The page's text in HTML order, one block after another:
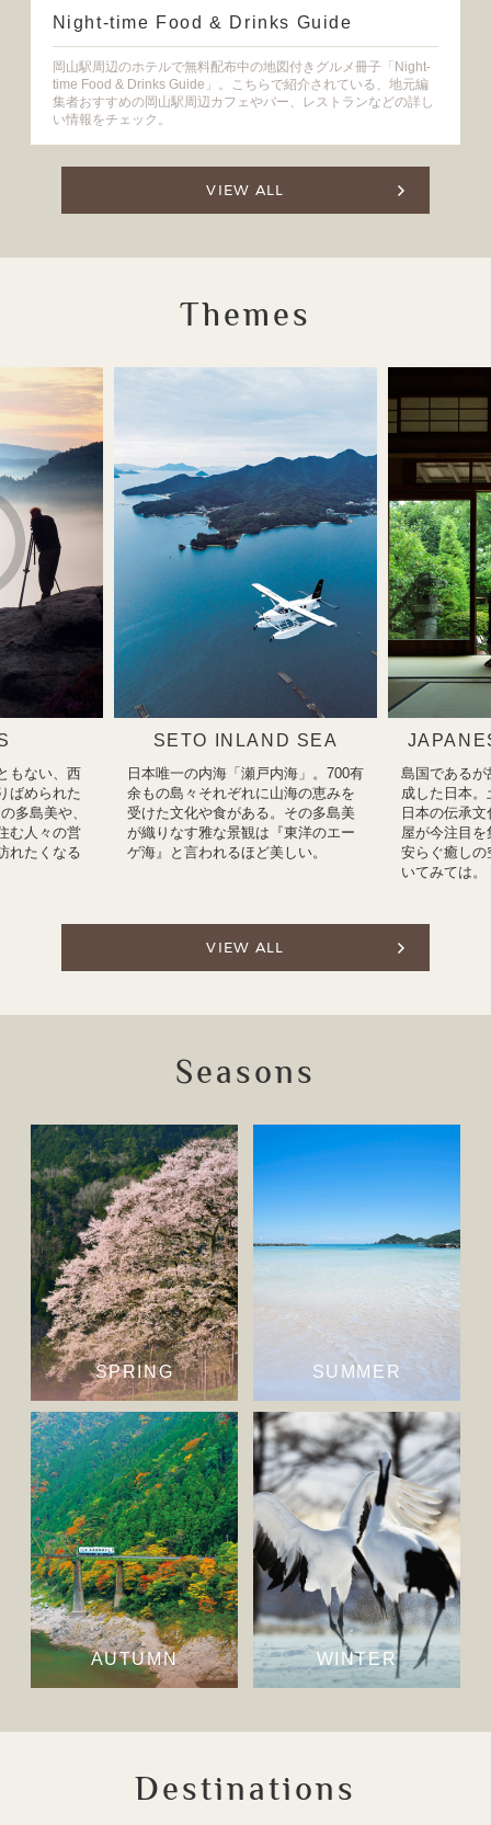
Night-time Food & Drinks Guide
岡山駅周辺のホテルで無料配布中の地図付きグルメ冊子「Night-
time Food & Drinks Guide」。こちらで紹介されている、地元編
集者おすすめの岡山駅周辺カフェやバー、レストランなどの詳し
い情報をチェック。
VIEW ALL
Themes
もない、西
ばめられた
多島美や、
む人々の営
れたくなる
SETO INLAND SEA
日本唯一の内海「瀬戸内海」。700有
余もの島々それぞれに山海の恵みを
受けた文化や食がある。その多島美
が織りなす雅な景観は『東洋のエー
ゲ海』と言われるほど美しい。
島国であるが
成した日本
日本の伝承
屋が今注目
安らぐ癒しの
いてみては。
VIEW ALL
Seasons
SPRING SUMMER
AUTUMN WINTER
Destinations